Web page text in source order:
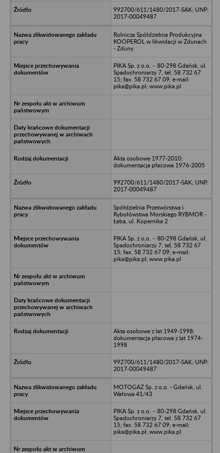
992700/611/1480/2017-SAK; UNP:
2017-00049487
Rolnicza Spółdzielnia Produkcyjna
KOOPEROL w likwidacji w Zdunach
- Zduny
PIKA Sp. z o.o. – 80-298 Gdańsk, ul.
Spadochroniarzy 7, tel. 58 732 67
15; fax. 58 732 67 09; e-mail:
pika@pika.pl; www.pika.pl
Akta osobowe 1977-2010;
dokumentacja płacowa 1976-2005
992700/611/1480/2017-SAK; UNP:
2017-00049487
Spółdzielnia Przetwórstwa i
Rybołówstwa Morskiego RYBMOR -
Łeba, ul. Kopernika 2
PIKA Sp. z o.o. – 80-298 Gdańsk, ul.
Spadochroniarzy 7, tel. 58 732 67
15; fax. 58 732 67 09; e-mail:
pika@pika.pl; www.pika.pl
Akta osobowe z lat 1949-1998;
dokumentacja płacowa z lat 1974-
1998
992700/611/1480/2017-SAK; UNP:
2017-00049487
MOTOGAZ Sp. z o.o. - Gdańsk, ul.
Wałowa 41/43
PIKA Sp. z o.o. – 80-298 Gdańsk, ul.
Spadochroniarzy 7, tel. 58 732 67
15; fax. 58 732 67 09; e-mail:
pika@pika.pl; www.pika.pl